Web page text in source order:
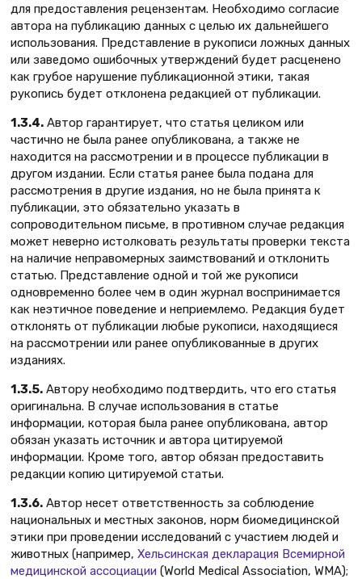
для предоставления рецензентам. Необходимо согласие
автора на публикацию данных с целью их дальнейшего
использования. Представление в рукописи ложных данных
или заведомо ошибочных утверждений будет расценено
как грубое нарушение публикационной этики, такая
рукопись будет отклонена редакцией от публикации.
1.3.4. Автор гарантирует, что статья целиком или
частично не была ранее опубликована, а также не
находится на рассмотрении и в процессе публикации в
другом издании. Если статья ранее была подана для
рассмотрения в другие издания, но не была принята к
публикации, это обязательно указать в
сопроводительном письме, в противном случае редакция
может неверно истолковать результаты проверки текста
на наличие неправомерных заимствований и отклонить
статью. Представление одной и той же рукописи
одновременно более чем в один журнал воспринимается
как неэтичное поведение и неприемлемо. Редакция будет
отклонять от публикации любые рукописи, находящиеся
на рассмотрении или ранее опубликованные в других
изданиях.
1.3.5. Автору необходимо подтвердить, что его статья
оригинальна. В случае использования в статье
информации, которая была ранее опубликована, автор
обязан указать источник и автора цитируемой
информации. Кроме того, автор обязан предоставить
редакции копию цитируемой статьи.
1.3.6. Автор несет ответственность за соблюдение
национальных и местных законов, норм биомедицинской
этики при проведении исследований с участием людей и
животных (например, Хельсинская декларация Всемирной
медицинской ассоциации (World Medical Association, WMA);